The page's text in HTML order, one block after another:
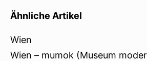
Ähnliche Artikel
Wien
Wien – mumok (Museum